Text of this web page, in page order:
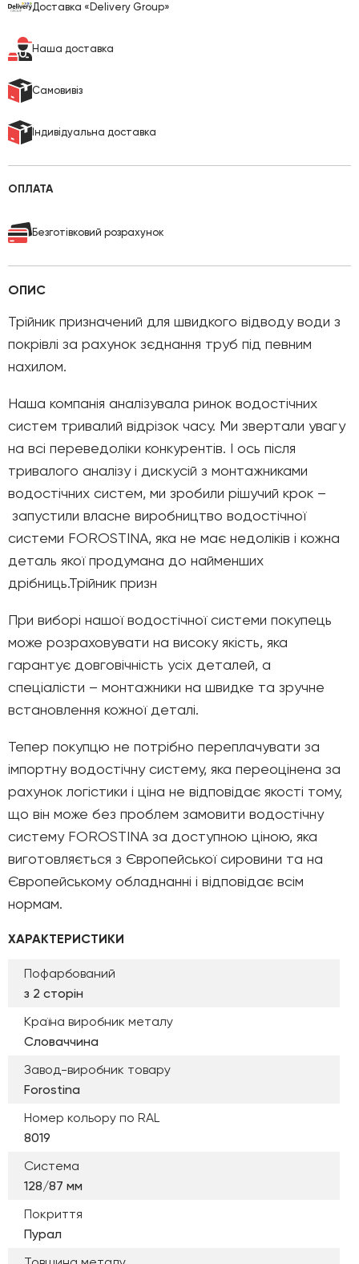
Доставка «Delivery Group»
Наша доставка
Cамовивіз
Індивідуальна доставка
ОПЛАТА
Безготівковий розрахунок
ХАРАКТЕРИСТИКИ
Пофарбований
з 2 сторін
Країна виробник металу
Словаччина
Завод-виробник товару
Forostina
Номер кольору по RAL
8019
Система
128/87 мм
Покриття
Пурал
ОПИС
Трійник призначений для швидкого відводу води з
покрівлі за рахунок зєднання труб під певним
нахилом.
Наша компанія аналізувала ринок водостічних
систем тривалий відрізок часу. Ми звертали увагу
на всі переведоліки конкурентів. І ось після
тривалого аналізу і дискусій з монтажниками
водостічних систем, ми зробили рішучий крок –
запустили власне виробництво водостічної
системи FOROSTINA, яка не має недоліків і кожна
деталь якої продумана до найменших
дрібниць.Трійник призн
При виборі нашої водостічної системи покупець
може розраховувати на високу якість, яка
гарантує довговічність усіх деталей, а
спеціалісти – монтажники на швидке та зручне
встановлення кожної деталі.
Тепер покупцю не потрібно переплачувати за
імпортну водостічну систему, яка переоцінена за
рахунок логістики і ціна не відповідає якості тому,
що він може без проблем замовити водостічну
систему FOROSTINA за доступною ціною, яка
виготовляється з Європейської сировини та на
Європейському обладнанні і відповідає всім
нормам.